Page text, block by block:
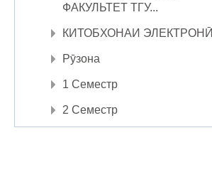
ФАКУЛЬТЕТ ТГУ...
КИТОБХОНАИ ЭЛЕКТРОНӢ
Рӯзона
1 Семестр
2 Семестр